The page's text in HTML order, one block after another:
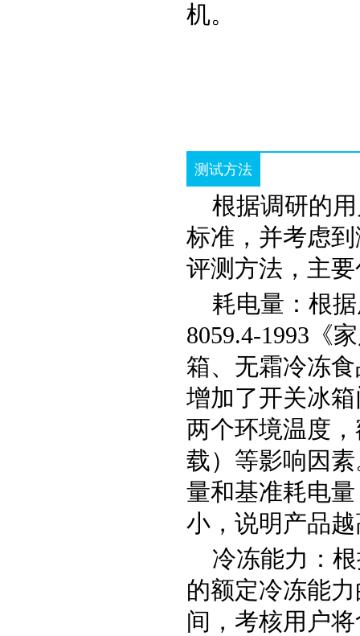
机。
测试方法
根据调研的
标准，并考虑
评测方法，主
耗电量：根
8059.4-1993《
箱、无霜冷冻
增加了开关冰
两个环境温度
载）等影响因
量和基准耗电
小，说明产品
冷冻能力：
的额定冷冻能
间，考核用户